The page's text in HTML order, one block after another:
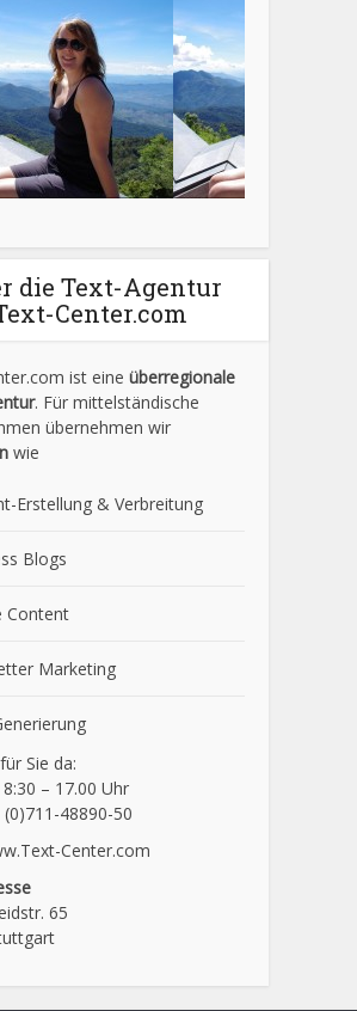
die Text-Agentur
Center.com
ist eine überregionale
. Für mittelständische
übernehmen wir
wie
Erstellung & Verbreitung
Blogs
Content
Marketing
Sie da:
– 17.00 Uhr
(0)711-48890-50
Center.com
65